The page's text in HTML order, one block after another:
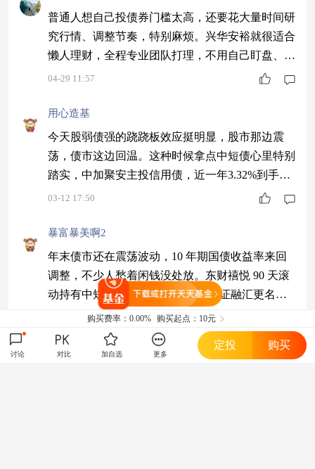
普通人想自己投债券门槛太高，还要花大量时间研
究行情、调整节奏，特别麻烦。兴华安裕就很适合
懒人理财，全程专业团队打理，不用自己盯盘、不
用判断行情拐点，久期调整、标的筛选全都不用操
的红利，省时又省力，收益还稳定，小白也能轻松
上手。$兴华安裕利率债C$
04-29 11:57
用心造基
今天股弱债强的跷跷板效应挺明显，股市那边震
荡，债市这边回温。这种时候拿点中短债心里特别
踏实，中加聚安主投信用债，近一年3.32%到手，
回撤小费率低，拿着当底仓特合适
03-12 17:50
暴富暴美啊2
年末债市还在震荡波动，10 年期国债收益率来回
调整，不少人愁着闲钱没处放。东财禧悦 90 天滚
动持有中短债 A 看着新，实则是东证融汇更名来
的 “老江湖”，常年收益稳步向上，余额宝 plus 名
不虚传。$东财禧悦90天滚动持有中短债A$
2025-12-30 12:22
至APP查看更多讨论
购买费率： 0.00% 购买起点：10元
讨论 对比 加自选 更多
定投 购买
打开天天基金